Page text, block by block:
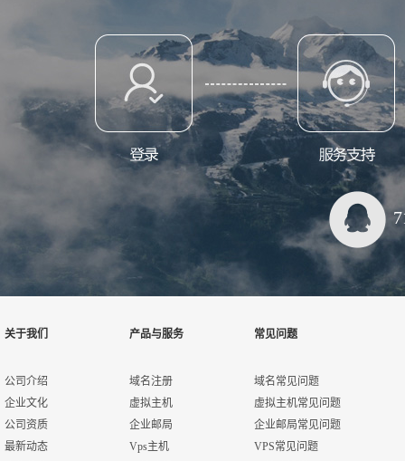
关于我们
公司介绍
企业文化
公司资质
最新动态
产品与服务
域名注册
虚拟主机
企业邮局
Vps主机
常见问题
域名常见问题
虚拟主机常见问题
企业邮局常见问题
VPS常见问题